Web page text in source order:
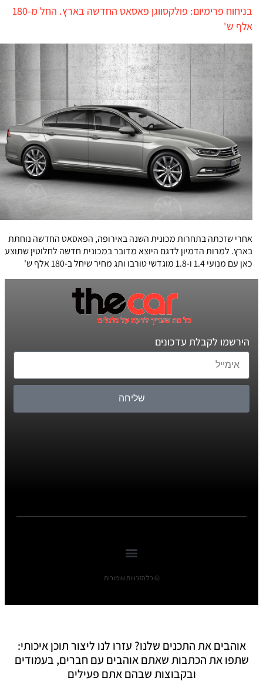
בניחוח פרימיום: פולקסווגן פאסאט החדשה בארץ. החל מ-180
אלף ש'
אחרי שזכתה בתחרות מכונית השנה באירופה, הפאסאט החדשה נוחתת
בארץ. למרות הדמיון לדגם היוצא מדובר במכונית חדשה לחלוטין שתוצע
כאן עם מנועי 1.4 ו-1.8 מוגדשי טורבו ותג מחיר שיחל ב-180 אלף ש'
הירשמו לקבלת עדכונים
שליחה
© כל הזכויות שומורות
אוהבים את התכנים שלנו? עזרו לנו ליצור תוכן איכותי:
שתפו את הכתבות שאתם אוהבים עם חברים, בעמודים
ובקבוצות שבהם אתם פעילים